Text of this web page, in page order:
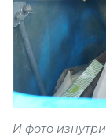
И фото